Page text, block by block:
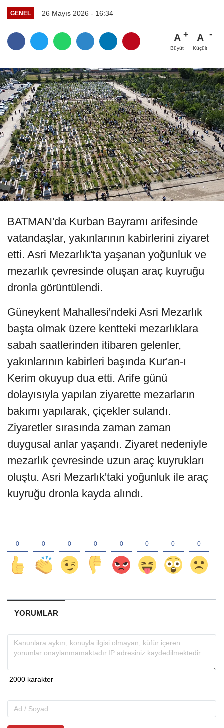
GENEL 26 Mayıs 2026 - 16:34
A
Büyüt
A
Küçült
BATMAN'da Kurban Bayramı arifesinde
vatandaşlar, yakınlarının kabirlerini ziyaret
etti. Asri Mezarlık'ta yaşanan yoğunluk ve
mezarlık çevresinde oluşan araç kuyruğu
dronla görüntülendi.
Güneykent Mahallesi'ndeki Asri Mezarlık
başta olmak üzere kentteki mezarlıklara
sabah saatlerinden itibaren gelenler,
yakınlarının kabirleri başında Kur'an-ı
Kerim okuyup dua etti. Arife günü
dolayısıyla yapılan ziyarette mezarların
bakımı yapılarak, çiçekler sulandı.
Ziyaretler sırasında zaman zaman
duygusal anlar yaşandı. Ziyaret nedeniyle
mezarlık çevresinde uzun araç kuyrukları
oluştu. Asri Mezarlık'taki yoğunluk ile araç
kuyruğu dronla kayda alındı.
YORUMLAR